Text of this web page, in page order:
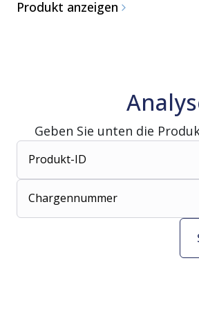
Produkt anzeigen
Geben Sie unten die
Produkt-ID
Chargennummer